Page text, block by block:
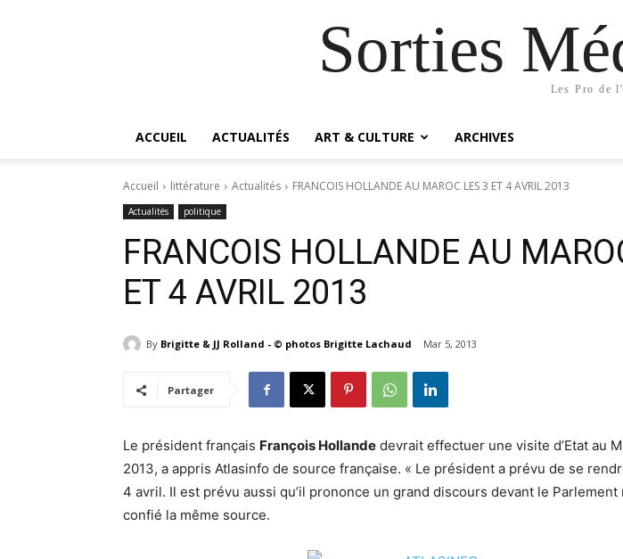
Sorties
Les Pro de
ACCUEIL ACTUALITÉS ART & CULTURE ARCHIVES
Accueil littérature Actualités FRANCOIS HOLLANDE AU MAROC LES 3 ET 4 AVRIL 2013
Actualités politique
FRANCOIS HOLLANDE AU
ET 4 AVRIL 2013
By Brigitte & JJ Rolland - © photos Brigitte Lachaud Mar 5, 2013
Partager
Le président français François Hollande devrait effectuer une visite d’Etat au
2013, a appris Atlasinfo de source française. « Le président a prévu de se
4 avril. Il est prévu aussi qu’il prononce un grand discours devant le Parlement
confié la même source.